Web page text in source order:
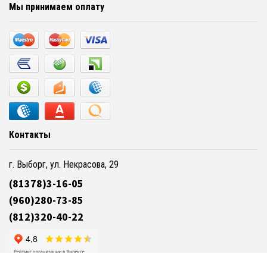
Мы принимаем оплату
Контакты
г. Выборг, ул. Некрасова, 29
(81378)3-16-05
(960)280-73-85
(812)320-40-22